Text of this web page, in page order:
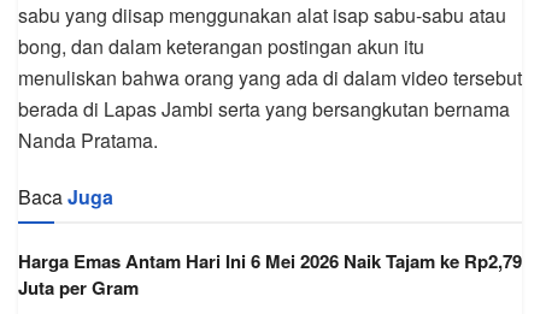
sabu yang diisap menggunakan alat isap sabu-sabu atau
bong, dan dalam keterangan postingan akun itu
menuliskan bahwa orang yang ada di dalam video tersebut
berada di Lapas Jambi serta yang bersangkutan bernama
Nanda Pratama.
BacaJuga
Harga Emas Antam Hari Ini 6 Mei 2026 Naik Tajam ke Rp2,79
Juta per Gram